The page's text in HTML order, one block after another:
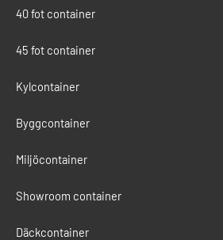
40 fot container
45 fot container
Kylcontainer
Byggcontainer
Miljöcontainer
Showroom container
Däckcontainer